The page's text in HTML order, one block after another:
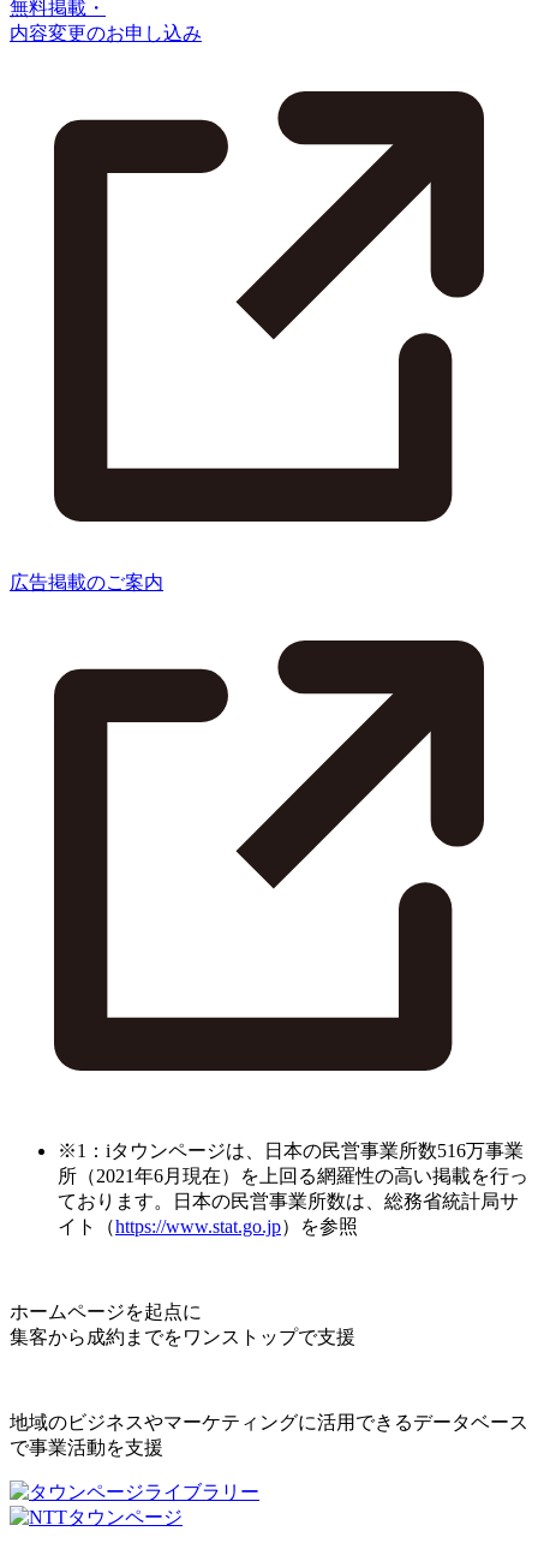
無料掲載・
内容変更のお申し込み
広告掲載のご案内
※1：iタウンページは、日本の民営事業所数516万事業
所（2021年6月現在）を上回る網羅性の高い掲載を行っ
ております。日本の民営事業所数は、総務省統計局サ
イト（https://www.stat.go.jp）を参照
ホームページを起点に
集客から成約までをワンストップで支援
地域のビジネスやマーケティングに活用できるデータベース
で事業活動を支援